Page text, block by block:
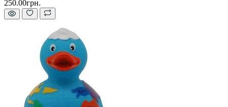
250.00грн.